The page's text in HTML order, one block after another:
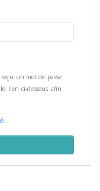
un mot de passe
lien ci-dessous afin